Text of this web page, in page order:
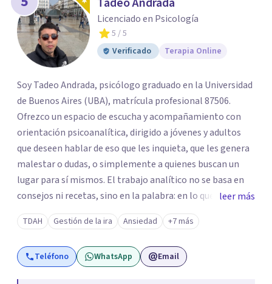
Licenciado en Psicología
5 / 5
Verificado
Terapia Online
Soy Tadeo Andrada, psicólogo graduado en la Universidad
de Buenos Aires (UBA), matrícula profesional 87506.
Ofrezco un espacio de escucha y acompañamiento con
orientación psicoanalítica, dirigido a jóvenes y adultos
que deseen hablar de eso que les inquieta, que les genera
malestar o dudas, o simplemente a quienes buscan un
lugar para sí mismos. El trabajo analítico no se basa en
consejos ni recetas, sino en la palabra: en lo que cada
quien puede decir de su historia, de su deseo, de su
malestar... En el encuentro con un analista se abre la
posibilidad de pensar de otro modo eso que hasta ahora
parecía sin salida.
leer más
TDAH Gestión de la ira Ansiedad +7 más
Teléfono WhatsApp Email